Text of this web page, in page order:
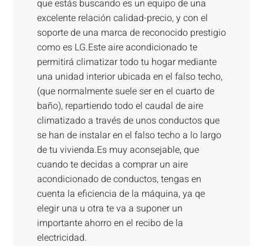
que estás buscando es un equipo de una
excelente relación calidad-precio, y con el
soporte de una marca de reconocido prestigio
como es LG.Este aire acondicionado te
permitirá climatizar todo tu hogar mediante
una unidad interior ubicada en el falso techo,
(que normalmente suele ser en el cuarto de
baño), repartiendo todo el caudal de aire
climatizado a través de unos conductos que
se han de instalar en el falso techo a lo largo
de tu vivienda.Es muy aconsejable, que
cuando te decidas a comprar un aire
acondicionado de conductos, tengas en
cuenta la eficiencia de la máquina, ya qe
elegir una u otra te va a suponer un
importante ahorro en el recibo de la
electricidad.